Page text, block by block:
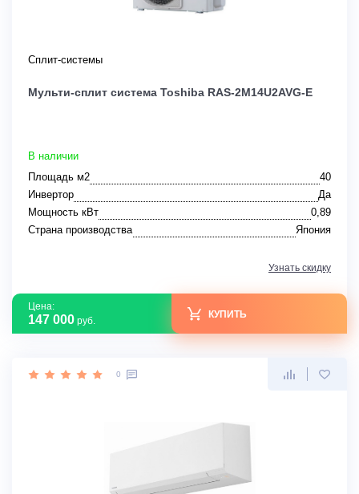
Сплит-системы
Мульти-сплит система Toshiba RAS-2M14U2AVG-E
В наличии
Площадь м2
40
Инвертор
Да
Мощность кВт
0,89
Страна производства
Япония
Узнать скидку
Цена:
147 000 руб.
КУПИТЬ
0